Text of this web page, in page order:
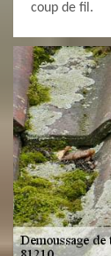
coup de fil.